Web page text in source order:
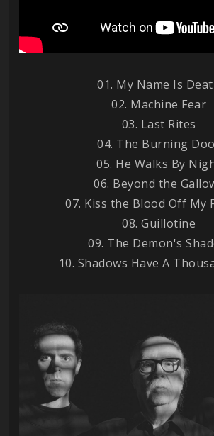
01. My Name Is
02. Machine Fear
03. Last Rites
04. The Burning
05. He Walks By
06. Beyond the
07. Kiss the Blood Off My
08. Guillotine
09. The Demon's
10. Shadows Have A